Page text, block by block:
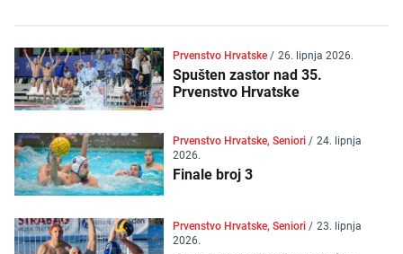
Prvenstvo Hrvatske / 26. lipnja 2026.
Spušten zastor nad 35.
Prvenstvo Hrvatske
Prvenstvo Hrvatske, Seniori / 24. lipnja
2026.
Finale broj 3
Prvenstvo Hrvatske, Seniori / 23. lipnja
2026.